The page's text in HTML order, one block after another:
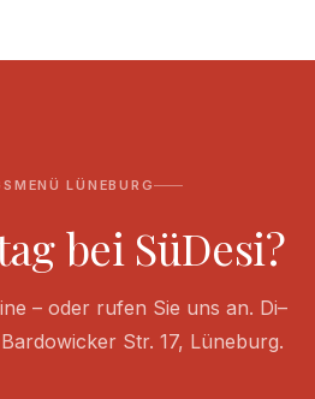
LÜNEBURG
bei SüDesi?
– oder rufen Sie uns an. Di–
Bardowicker Str. 17, Lüneburg.